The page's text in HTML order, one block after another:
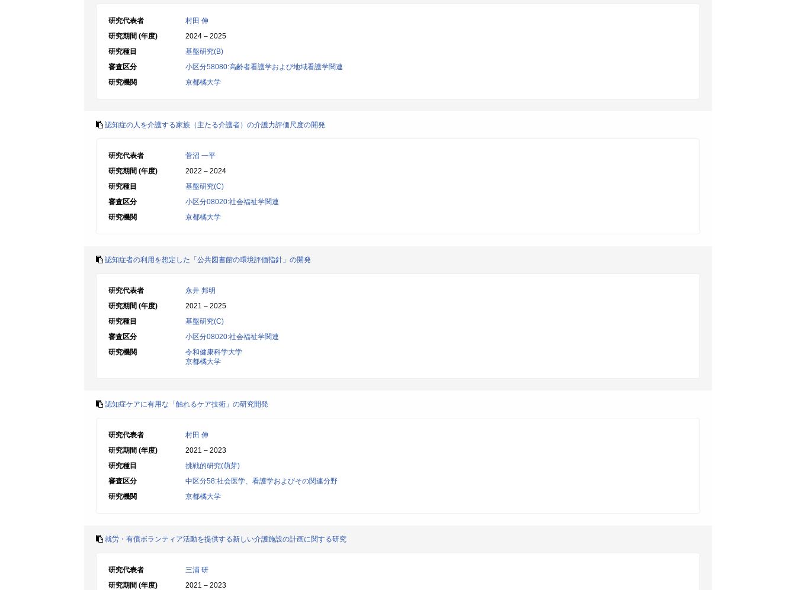
研究代表者
村田 伸
研究期間 (年度)
2024 – 2025
研究種目
基盤研究(B)
審査区分
小区分58080:高齢者看護学および地域看護学関連
研究機関
京都橘大学
認知症の人を介護する家族（主たる介護者）の介護力評価尺度の開発
研究代表者
菅沼 一平
研究期間 (年度)
2022 – 2024
研究種目
基盤研究(C)
審査区分
小区分08020:社会福祉学関連
研究機関
京都橘大学
認知症者の利用を想定した「公共図書館の環境評価指針」の開発
研究代表者
永井 邦明
研究期間 (年度)
2021 – 2025
研究種目
基盤研究(C)
審査区分
小区分08020:社会福祉学関連
研究機関
令和健康科学大学
京都橘大学
認知症ケアに有用な「触れるケア技術」の研究開発
研究代表者
村田 伸
研究期間 (年度)
2021 – 2023
研究種目
挑戦的研究(萌芽)
審査区分
中区分58:社会医学、看護学およびその関連分野
研究機関
京都橘大学
就労・有償ボランティア活動を提供する新しい介護施設の計画に関する研究
研究代表者
三浦 研
研究期間 (年度)
2021 – 2023